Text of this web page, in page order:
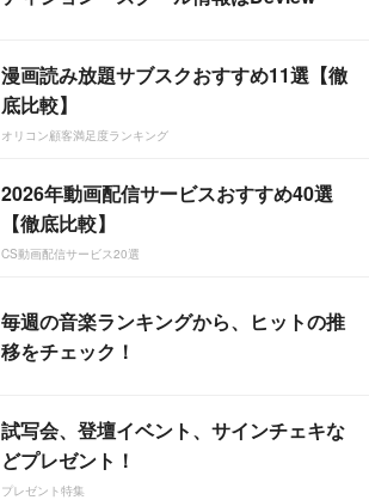
漫画読み放題サブスクおすすめ11選【徹
底比較】
オリコン顧客満足度ランキング
2026年動画配信サービスおすすめ40選
【徹底比較】
CS動画配信サービス20選
毎週の音楽ランキングから、ヒットの推
移をチェック！
試写会、登壇イベント、サインチェキな
どプレゼント！
プレゼント特集